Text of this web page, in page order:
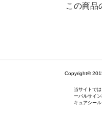
この商品
Copyright©
当サイトで
ーバルサイ
キュアシー